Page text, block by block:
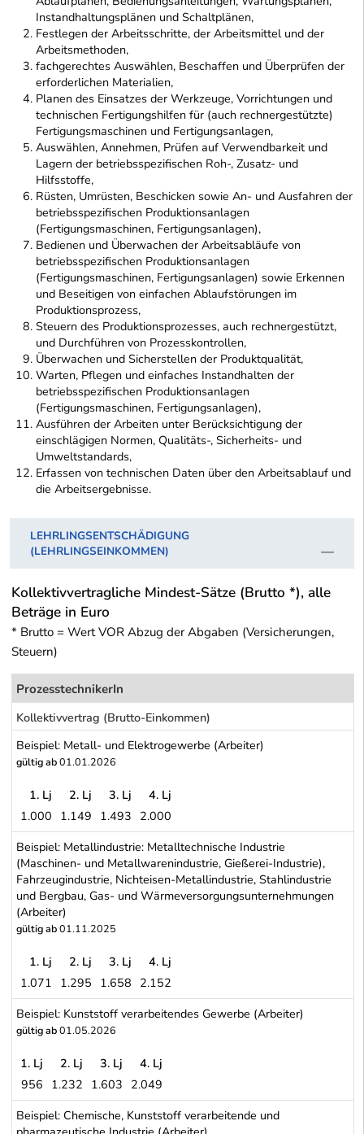
Instandhaltungsplänen und Schaltplänen,
Festlegen der Arbeitsschritte, der Arbeitsmittel und der
Arbeitsmethoden,
fachgerechtes Auswählen, Beschaffen und Überprüfen der
erforderlichen Materialien,
Planen des Einsatzes der Werkzeuge, Vorrichtungen und
technischen Fertigungshilfen für (auch rechnergestützte)
Fertigungsmaschinen und Fertigungsanlagen,
Auswählen, Annehmen, Prüfen auf Verwendbarkeit und
Lagern der betriebsspezifischen Roh-, Zusatz- und
Hilfsstoffe,
Rüsten, Umrüsten, Beschicken sowie An- und Ausfahren der
betriebsspezifischen Produktionsanlagen
(Fertigungsmaschinen, Fertigungsanlagen),
Bedienen und Überwachen der Arbeitsabläufe von
betriebsspezifischen Produktionsanlagen
(Fertigungsmaschinen, Fertigungsanlagen) sowie Erkennen
und Beseitigen von einfachen Ablaufstörungen im
Produktionsprozess,
Steuern des Produktionsprozesses, auch rechnergestützt,
und Durchführen von Prozesskontrollen,
Überwachen und Sicherstellen der Produktqualität,
Warten, Pflegen und einfaches Instandhalten der
betriebsspezifischen Produktionsanlagen
(Fertigungsmaschinen, Fertigungsanlagen),
Ausführen der Arbeiten unter Berücksichtigung der
einschlägigen Normen, Qualitäts-, Sicherheits- und
Umweltstandards,
Erfassen von technischen Daten über den Arbeitsablauf und
die Arbeitsergebnisse.
LEHRLINGSENTSCHÄDIGUNG
(LEHRLINGSEINKOMMEN)
Kollektivvertragliche Mindest-Sätze (Brutto *), alle
Beträge in Euro
* Brutto = Wert VOR Abzug der Abgaben (Versicherungen,
Steuern)
ProzesstechnikerIn
Kollektivvertrag (Brutto-Einkommen)
Beispiel: Metall- und Elektrogewerbe (Arbeiter)
gültig ab01.01.2026
Beispiel: Metall- und Elektrogewerbe (Arbeiter)
1. Lj 2. Lj 3. Lj
4. Lj
1.000 1.149 1.493 2.000
Beispiel: Metallindustrie: Metalltechnische Industrie
(Maschinen- und Metallwarenindustrie, Gießerei-Industrie),
Fahrzeugindustrie, Nichteisen-Metallindustrie, Stahlindustrie
und Bergbau, Gas- und Wärmeversorgungsunternehmungen
(Arbeiter)
gültig ab01.11.2025
Beispiel: Metallindustrie: Metalltechnische Industrie (Maschinen-
1. Lj 2. Lj 3. Lj
4. Lj
1.071 1.295 1.658 2.152
Beispiel: Kunststoff verarbeitendes Gewerbe (Arbeiter)
gültig ab01.05.2026
Beispiel: Kunststoff verarbeitendes Gewerbe (Arbeiter)
1. Lj 2. Lj 3. Lj
4. Lj
956 1.232 1.603 2.049
Beispiel: Chemische, Kunststoff verarbeitende und